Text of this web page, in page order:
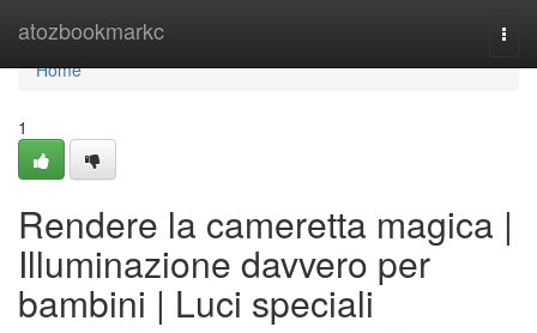
atozbookmarkc
Home
Home
1
Rendere la cameretta magica |
Illuminazione davvero per
bambini | Luci speciali